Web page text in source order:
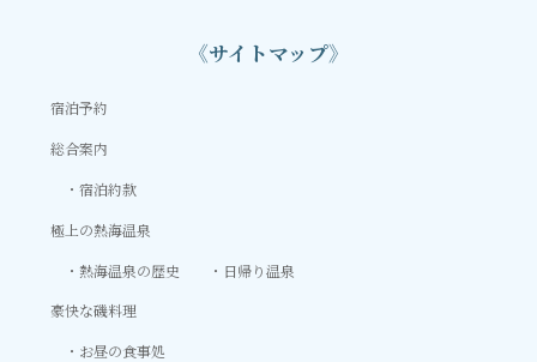
《サイトマップ》
宿泊予約
総合案内
宿泊約款
極上の熱海温泉
熱海温泉の歴史
日帰り温泉
豪快な磯料理
お昼の食事処